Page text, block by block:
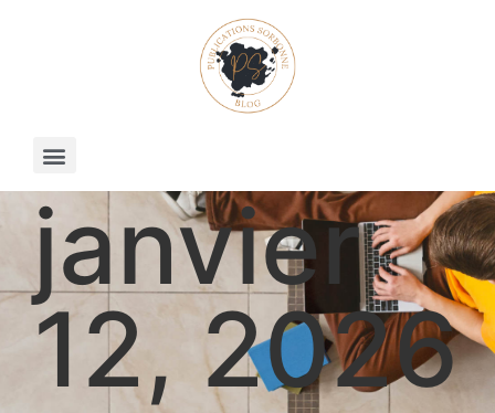
janvier
12, 2026